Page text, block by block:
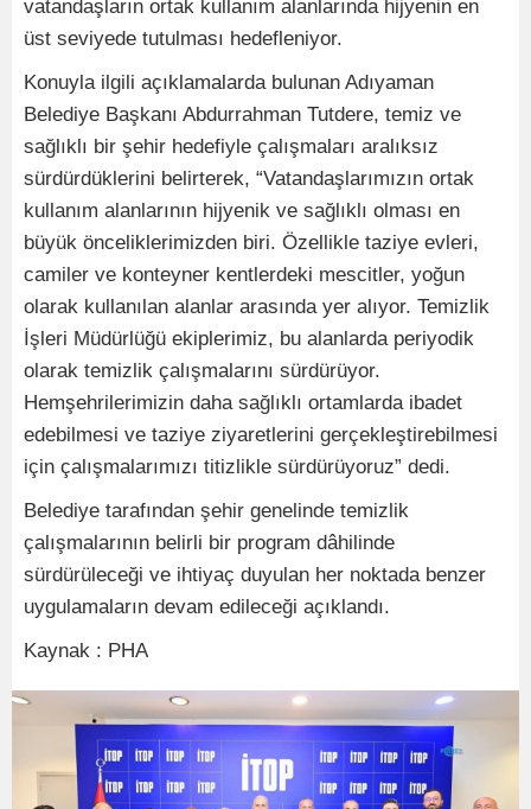
vatandaşların ortak kullanım alanlarında hijyenin en
üst seviyede tutulması hedefleniyor.
Konuyla ilgili açıklamalarda bulunan Adıyaman
Belediye Başkanı Abdurrahman Tutdere, temiz ve
sağlıklı bir şehir hedefiyle çalışmaları aralıksız
sürdürdüklerini belirterek, “Vatandaşlarımızın ortak
kullanım alanlarının hijyenik ve sağlıklı olması en
büyük önceliklerimizden biri. Özellikle taziye evleri,
camiler ve konteyner kentlerdeki mescitler, yoğun
olarak kullanılan alanlar arasında yer alıyor. Temizlik
İşleri Müdürlüğü ekiplerimiz, bu alanlarda periyodik
olarak temizlik çalışmalarını sürdürüyor.
Hemşehrilerimizin daha sağlıklı ortamlarda ibadet
edebilmesi ve taziye ziyaretlerini gerçekleştirebilmesi
için çalışmalarımızı titizlikle sürdürüyoruz” dedi.
Belediye tarafından şehir genelinde temizlik
çalışmalarının belirli bir program dâhilinde
sürdürüleceği ve ihtiyaç duyulan her noktada benzer
uygulamaların devam edileceği açıklandı.
Kaynak : PHA